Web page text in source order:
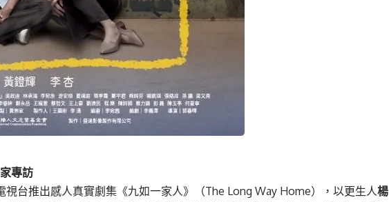
專訪
視台推出感人真實劇集《九如一家人》（The Long Way Home），以更生人楊